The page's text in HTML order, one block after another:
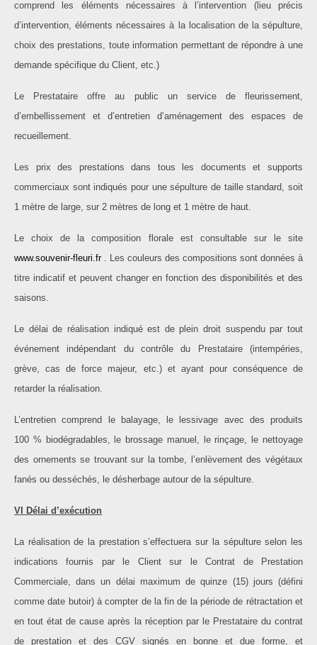
comprend les éléments nécessaires à l’intervention (lieu précis
d’intervention, éléments nécessaires à la localisation de la sépulture,
choix des prestations, toute information permettant de répondre à une
demande spécifique du Client, etc.)
Le Prestataire offre au public un service de fleurissement,
d’embellissement et d’entretien d’aménagement des espaces de
recueillement.
Les prix des prestations dans tous les documents et supports
commerciaux sont indiqués pour une sépulture de taille standard, soit
1 mètre de large, sur 2 mètres de long et 1 mètre de haut.
Le choix de la composition florale est consultable sur le site
www.souvenir-fleuri.fr. Les couleurs des compositions sont données à
titre indicatif et peuvent changer en fonction des disponibilités et des
saisons.
Le délai de réalisation indiqué est de plein droit suspendu par tout
événement indépendant du contrôle du Prestataire (intempéries,
grève, cas de force majeur, etc.) et ayant pour conséquence de
retarder la réalisation.
L’entretien comprend le balayage, le lessivage avec des produits
100 % biodégradables, le brossage manuel, le rinçage, le nettoyage
des ornements se trouvant sur la tombe, l’enlèvement des végétaux
fanés ou desséchés, le désherbage autour de la sépulture.
VI Délai d’exécution
La réalisation de la prestation s’effectuera sur la sépulture selon les
indications fournis par le Client sur le Contrat de Prestation
Commerciale, dans un délai maximum de quinze (15) jours (défini
comme date butoir) à compter de la fin de la période de rétractation et
en tout état de cause après la réception par le Prestataire du contrat
de prestation et des CGV signés en bonne et due forme, et